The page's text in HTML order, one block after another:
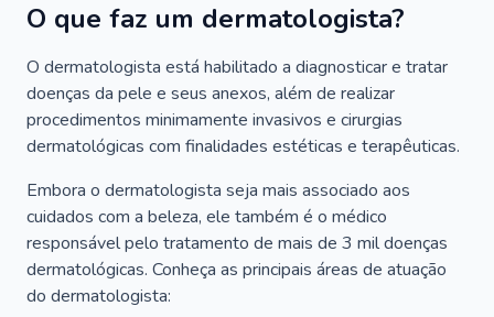
O que faz um dermatologista?
O dermatologista está habilitado a diagnosticar e tratar
doenças da pele e seus anexos, além de realizar
procedimentos minimamente invasivos e cirurgias
dermatológicas com finalidades estéticas e terapêuticas.
Embora o dermatologista seja mais associado aos
cuidados com a beleza, ele também é o médico
responsável pelo tratamento de mais de 3 mil doenças
dermatológicas. Conheça as principais áreas de atuação
do dermatologista: